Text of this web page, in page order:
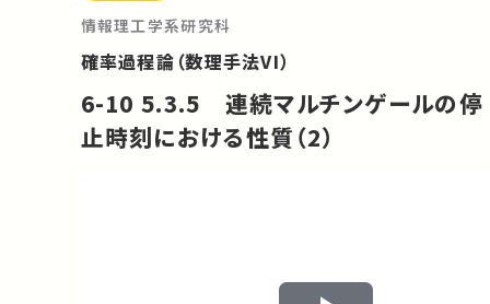
情報理工学系研究科
確率過程論（数理手法VI）
6-10 5.3.5 連続マルチンゲールの停
止時刻における性質（2）